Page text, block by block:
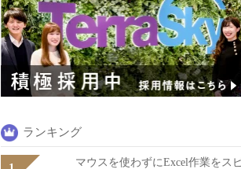
ランキング
マウスを使わずにExcel作業をス